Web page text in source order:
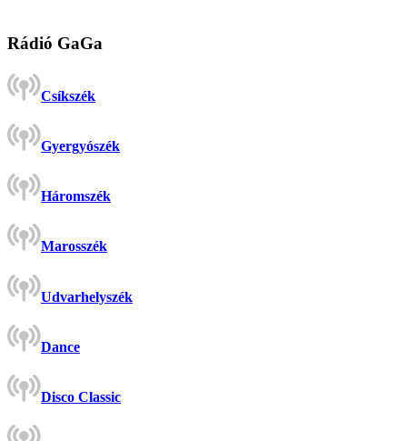
Rádió GaGa
Csíkszék
Gyergyószék
Háromszék
Marosszék
Udvarhelyszék
Dance
Disco Classic